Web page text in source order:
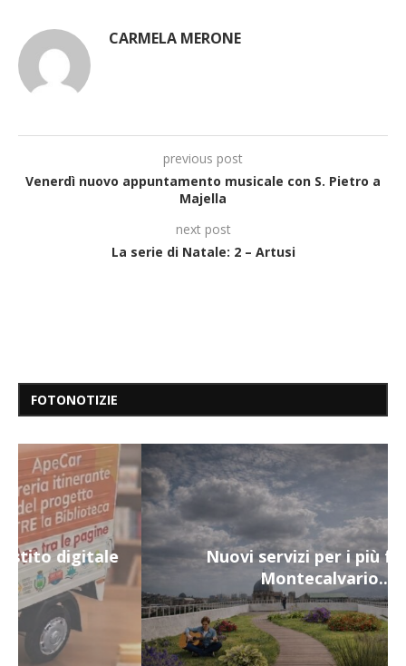
CARMELA MERONE
previous post
Venerdì nuovo appuntamento musicale con S. Pietro a
Majella
next post
La serie di Natale: 2 – Artusi
FOTONOTIZIE
Nuovi servizi per i più fragili a
Montecalvario...